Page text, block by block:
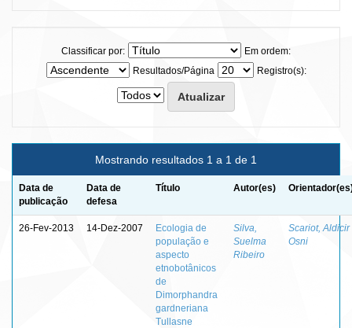
Classificar por:
Em ordem:
Resultados/Página
Registro(s):
Mostrando resultados 1 a 1 de 1
Data de
publicação
Data de
defesa
Título Autor(es)
26-Fev-2013 14-Dez-2007
Ecologia de
população e
aspecto
etnobotânicos
de
Dimorphandra
gardneriana
Tullasne
Silva,
Suelma
Ribeiro
Scariot, Aldicir
Osni